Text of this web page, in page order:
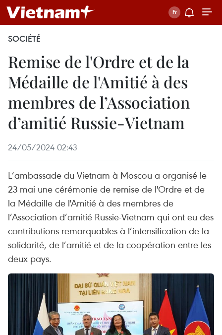
SOCIÉTÉ
Remise de l'Ordre et de la
Médaille de l'Amitié à des
membres de l’Association
d’amitié Russie-Vietnam
24/05/2024 02:43
L’ambassade du Vietnam à Moscou a organisé le
23 mai une cérémonie de remise de l'Ordre et de
la Médaille de l'Amitié à des membres de
l’Association d’amitié Russie-Vietnam qui ont eu des
contributions remarquables à l’intensification de la
solidarité, de l’amitié et de la coopération entre les
deux pays.